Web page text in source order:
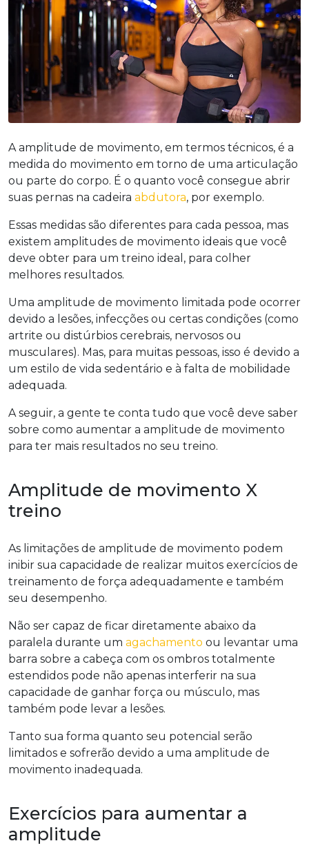
A amplitude de movimento, em termos técnicos, é a
medida do movimento em torno de uma articulação
ou parte do corpo. É o quanto você consegue abrir
suas pernas na cadeira abdutora, por exemplo.
Essas medidas são diferentes para cada pessoa, mas
existem amplitudes de movimento ideais que você
deve obter para um treino ideal, para colher
melhores resultados.
Uma amplitude de movimento limitada pode ocorrer
devido a lesões, infecções ou certas condições (como
artrite ou distúrbios cerebrais, nervosos ou
musculares). Mas, para muitas pessoas, isso é devido a
um estilo de vida sedentário e à falta de mobilidade
adequada.
A seguir, a gente te conta tudo que você deve saber
sobre como aumentar a amplitude de movimento
para ter mais resultados no seu treino.
Amplitude de movimento X
treino
As limitações de amplitude de movimento podem
inibir sua capacidade de realizar muitos exercícios de
treinamento de força adequadamente e também
seu desempenho.
Não ser capaz de ficar diretamente abaixo da
paralela durante um agachamento ou levantar uma
barra sobre a cabeça com os ombros totalmente
estendidos pode não apenas interferir na sua
capacidade de ganhar força ou músculo, mas
também pode levar a lesões.
Tanto sua forma quanto seu potencial serão
limitados e sofrerão devido a uma amplitude de
movimento inadequada.
Exercícios para aumentar a
amplitude